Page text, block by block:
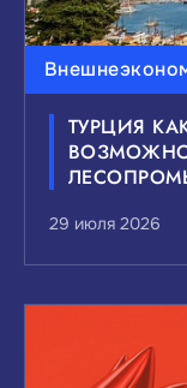
ТУРЦИЯ
29 июля 2026